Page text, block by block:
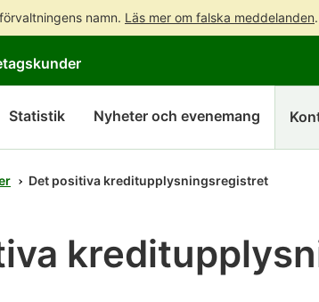
namn. Läs mer om falska meddelanden.
till
innehållet
hela
Statistik Nyheter och evenemang
Det positiva kreditupplysningsregistret